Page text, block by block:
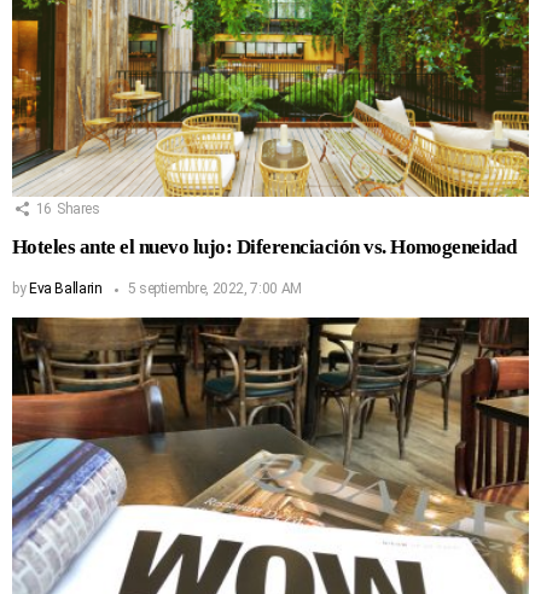
16 Shares
Hoteles ante el nuevo lujo: Diferenciación vs. Homogeneidad
by Eva Ballarin 5 septiembre, 2022, 7:00 AM